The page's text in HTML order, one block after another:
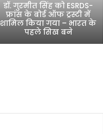
डॉ. गुरमीत सिंह को ESRDS-
फ्रांस के बोर्ड ऑफ ट्रस्टी में
शामिल किया गया – भारत के
पहले सिख बने